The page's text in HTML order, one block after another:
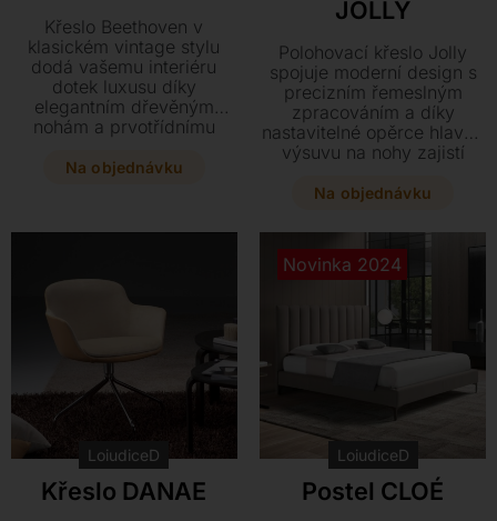
Křeslo Beethoven v
klasickém vintage stylu
dodá vašemu interiéru
dotek luxusu díky
elegantním dřevěným
nohám a prvotřídnímu
Dopřejte si maximální
lze doplnit i ladícím
Na objednávku
JOLLY
Polohovací křeslo Jolly
spojuje moderní design s
precizním řemeslným
zpracováním a díky
nastavitelné opěrce hlavy i
výsuvu na nohy zajistí
elegantní kousek s
kovovými nohami nabízí
široký výběr čalounění z
pravé kůže či textilu
Na objednávku
LoiudiceD
Křeslo DANAE
Novinka 2024
LoiudiceD
Postel CLOÉ